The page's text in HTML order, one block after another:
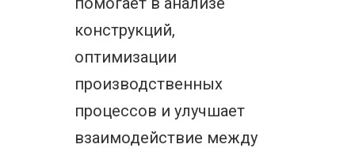
конструкций,
оптимизации
производственных
процессов и улучшает
взаимодействие между